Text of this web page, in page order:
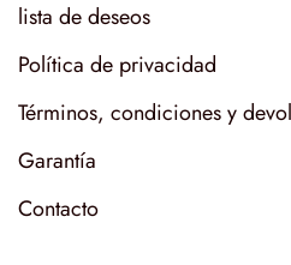
lista de deseos
Política de privacidad
Términos, condiciones y
Garantía
Contacto